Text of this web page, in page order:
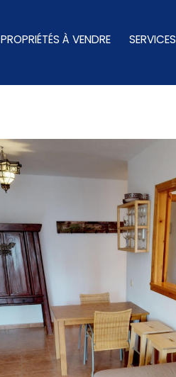
PROPRIÉTÉS À VENDRE SERVICES